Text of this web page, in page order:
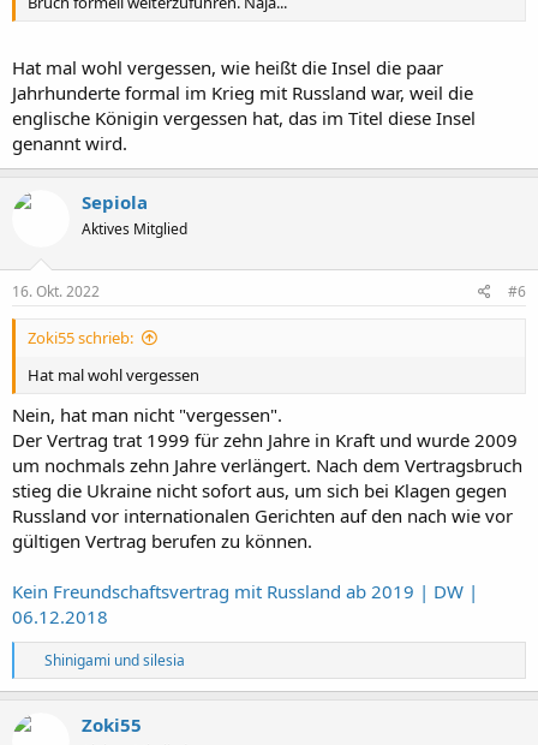
Hat mal wohl vergessen, wie heißt die Insel die paar
Jahrhunderte formal im Krieg mit Russland war, weil die
englische Königin vergessen hat, das im Titel diese Insel
genannt wird.
Sepiola
Aktives Mitglied
16. Okt. 2022 #6
Zoki55 schrieb:
Hat mal wohl vergessen
Nein, hat man nicht "vergessen".
Der Vertrag trat 1999 für zehn Jahre in Kraft und wurde 2009
um nochmals zehn Jahre verlängert. Nach dem Vertragsbruch
stieg die Ukraine nicht sofort aus, um sich bei Klagen gegen
Russland vor internationalen Gerichten auf den nach wie vor
gültigen Vertrag berufen zu können.
Kein Freundschaftsvertrag mit Russland ab 2019 | DW |
06.12.2018
R
e
a
Shinigami undsilesia
Zoki55